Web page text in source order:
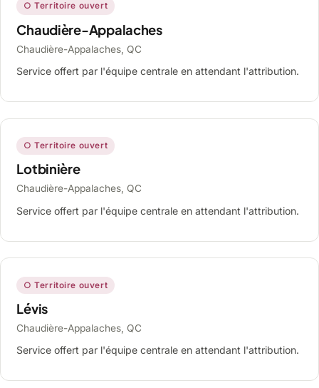
○ Territoire ouvert
Chaudière-Appalaches
Chaudière-Appalaches, QC
Service offert par l'équipe centrale en attendant l'attribution.
○ Territoire ouvert
Lotbinière
Chaudière-Appalaches, QC
Service offert par l'équipe centrale en attendant l'attribution.
○ Territoire ouvert
Lévis
Chaudière-Appalaches, QC
Service offert par l'équipe centrale en attendant l'attribution.